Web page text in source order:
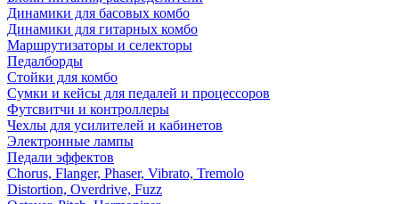
Динамики для басовых комбо
Динамики для гитарных комбо
Маршрутизаторы и селекторы
Педалборды
Стойки для комбо
Сумки и кейсы для педалей и процессоров
Футсвитчи и контроллеры
Чехлы для усилителей и кабинетов
Электронные лампы
Педали эффектов
Chorus, Flanger, Phaser, Vibrato, Tremolo
Distortion, Overdrive, Fuzz